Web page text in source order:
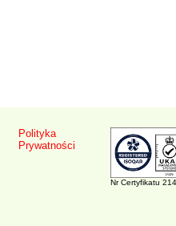
Polityka
Prywatności
Nr Certyfikatu